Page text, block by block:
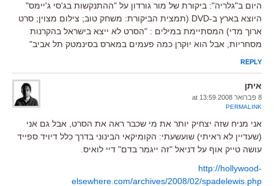
היום ב"גלריה": ביקורת של מור גורדון על "ההתנקשות בג'סי ג'יימס"
היוצא בארץ ב-DVD (תמצית הביקורת: משחק טוב; צילום מצוין; סרט
ארוך מדי) המסתיימת במילים : "הסרט לא ייצא בישראל בהקרנות
מסחריות, אבל הוא יוקרן כמה פעמים במארס בסינמטק תל אביב"
REPLY
איתן
8 פברואר 2008 at 13:59
PERMALINK
אני מניח שזה יצחיק יותר את מי שכבר ראה את הסרט, אבל גם אני
(שעדיין לא ראיתי) שועשעתי: הקומיקאי הבינוני בדרך כלל דיויד ספייד
עושה טייק אוף על דניאל "זה ייגמר בדם" דיי לואיס.
http://hollywood-
elsewhere.com/archives/2008/02/spadelewis.php